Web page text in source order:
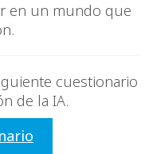
en un mundo que
cuestionario
de la IA.